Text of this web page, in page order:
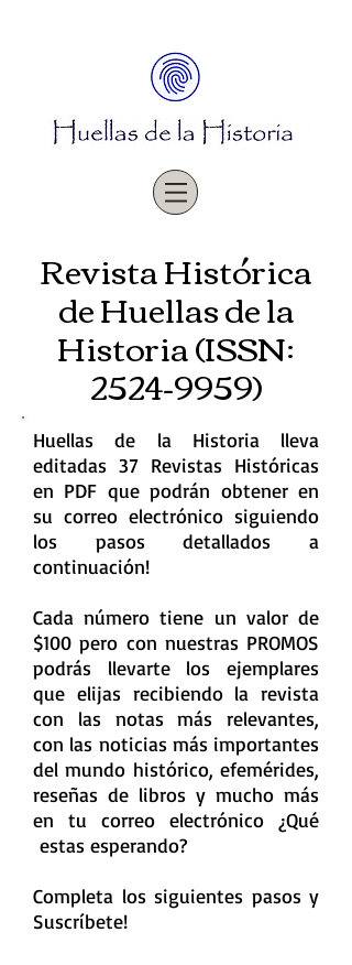
Revista Histórica
de Huellas de la
Historia (ISSN:
2524-9959)
Huellas de la Historia lleva
editadas 37 Revistas Históricas
en PDF que podrán obtener en
su correo electrónico siguiendo
los pasos detallados a
continuación!
Cada número tiene un valor de
$100 pero con nuestras PROMOS
podrás llevarte los ejemplares
que elijas recibiendo la revista
con las notas más relevantes,
con las noticias más importantes
del mundo histórico, efemérides,
reseñas de libros y mucho más
en tu correo electrónico ¿Qué
estas esperando?
Completa los siguientes pasos y
Suscríbete!